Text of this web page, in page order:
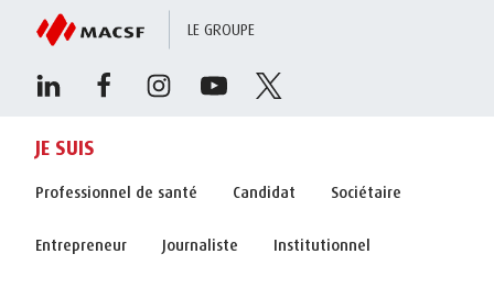
LE GROUPE
JE SUIS
Professionnel de santé Candidat Sociétaire
Entrepreneur Journaliste Institutionnel